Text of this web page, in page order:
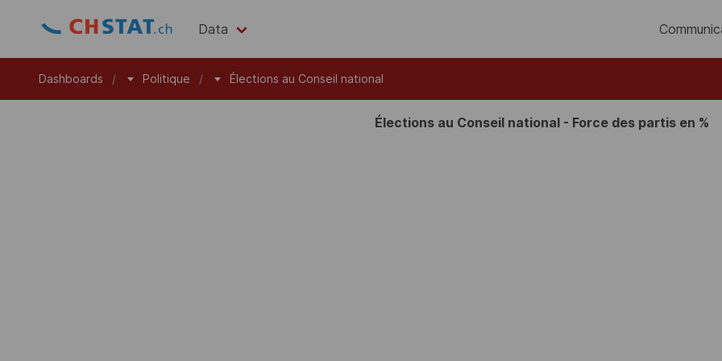
Data
Dashboards Politique Élections au Conseil national
Élections au Conseil national - Force des partis en %